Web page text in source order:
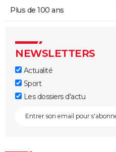
Plus de 100 ans
NEWSLETTERS
Actualité
Sport
Les dossiers d'actu